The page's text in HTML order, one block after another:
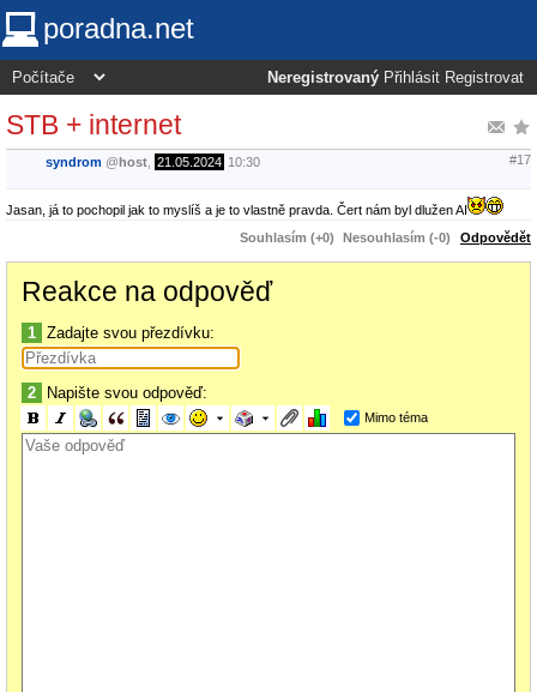
poradna.net
Neregistrovaný Přihlásit Registrovat
STB + internet
syndrom @host 21.05.2024 10:30 #17
Jasan, já to pochopil jak to myslíš a je to vlastně pravda. Čert nám byl dlužen AI
Souhlasím (+0)
Nesouhlasím (-0) Odpovědět
Reakce na odpověď
1 Zadajte svou přezdívku:
2 Napište svou odpověď:
Mimo téma